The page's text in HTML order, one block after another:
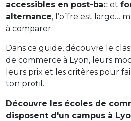
accessibles en post-bac et
alternance, l’offre est large…
à comparer.
Dans ce guide, découvre le
de commerce à Lyon, leurs
leurs prix et les critères pour
ton profil.
Découvre les écoles de
disposent d'un campus à